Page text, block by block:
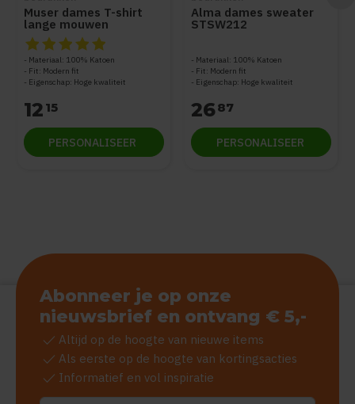
Muser dames T-shirt
lange mouwen
STTW219
De beoordeling van dit product is
Materiaal: 100% Katoen
Fit: Modern fit
Eigenschap: Hoge kwaliteit
12 15
PERSONALISEER
Alma dames sweater
STSW212
Materiaal: 100% Katoen
Fit: Modern fit
Eigenschap: Hoge kwaliteit
2687
PERSONALISEER
Abonneer je op onze
nieuwsbrief en ontvang € 5,-
check Altijd op de hoogte van nieuwe items
check Als eerste op de hoogte van kortingsacties
check Informatief en vol inspiratie